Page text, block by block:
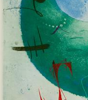
zvyku
nepřikládá
že míjející
času